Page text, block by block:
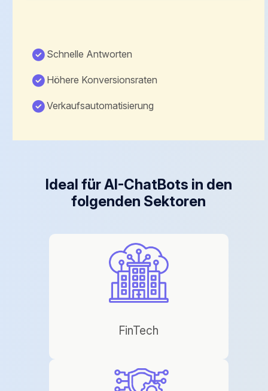
Schnelle Antworten
Höhere Konversionsraten
Verkaufsautomatisierung
Ideal für AI-ChatBots in den
folgenden Sektoren
FinTech